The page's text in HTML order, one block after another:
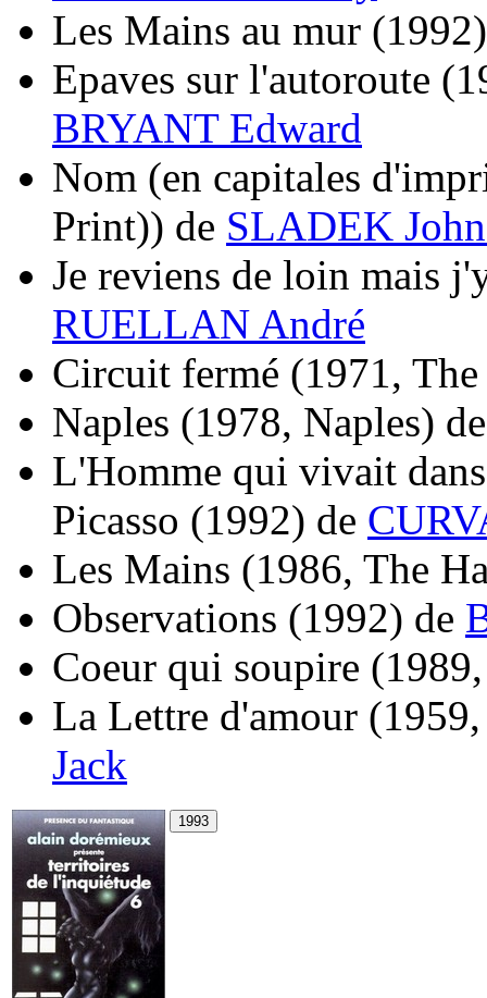
Les Mains au mur (1992)
Epaves sur l'autoroute
BRYANT Edward
Nom (en capitales
Print)) de SLADEK
Je reviens de loin mais
RUELLAN André
Circuit fermé (1971,
Naples (1978, Naples)
L'Homme qui vivait
Picasso (1992) de
Les Mains (1986, The
Observations (1992) de
Coeur qui soupire
La Lettre d'amour
Jack